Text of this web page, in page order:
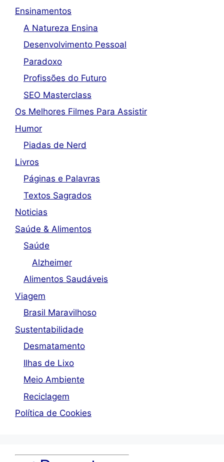
Ensinamentos
A Natureza Ensina
Desenvolvimento Pessoal
Paradoxo
Profissões do Futuro
SEO Masterclass
Os Melhores Filmes Para Assistir
Humor
Piadas de Nerd
Livros
Páginas e Palavras
Textos Sagrados
Noticias
Saúde & Alimentos
Saúde
Alzheimer
Alimentos Saudáveis
Viagem
Brasil Maravilhoso
Sustentabilidade
Desmatamento
Ilhas de Lixo
Meio Ambiente
Reciclagem
Política de Cookies